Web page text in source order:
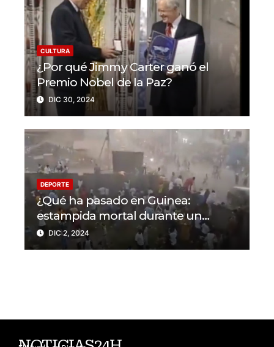
CULTURA
¿Por qué Jimmy Carter ganó el
Premio Nobel de la Paz?
DIC 30, 2024
DEPORTE
¿Qué ha pasado en Guinea:
estampida mortal durante un
partido en N’Zérékoré
DIC 2, 2024